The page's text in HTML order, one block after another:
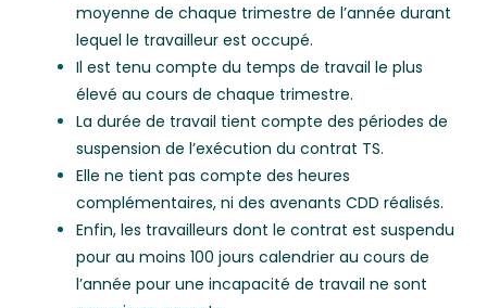
moyenne de chaque trimestre de l’année durant
lequel le travailleur est occupé.
Il est tenu compte du temps de travail le plus
élevé au cours de chaque trimestre.
La durée de travail tient compte des périodes de
suspension de l’exécution du contrat TS.
Elle ne tient pas compte des heures
complémentaires, ni des avenants CDD réalisés.
Enfin, les travailleurs dont le contrat est suspendu
pour au moins 100 jours calendrier au cours de
l’année pour une incapacité de travail ne sont